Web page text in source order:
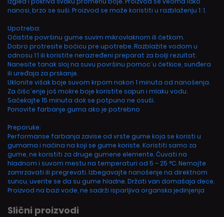
nanosi, brzo se suši. Proizvod se može koristiti u razblaženju 1: 1.
Upotreba:
Očistite površinu gume suvim mikrovlaknom ili četkom.
Dobro protresite bočicu pre upotrebe. Razblažite vodom u
odnosu 1:1 ili koristite nerazređeni preparat za bolji rezultat.
Nanesite tanak sloj na suvu površinu pomoc´u četkice, sunđera
ili uređaja za prskanje.
Uklonite višak boje suvom krpom nakon 1 minuta od nanošenja.
Za čišc´enje još mokre boje koristite sapun i mlaku vodu.
Sačekajte 15 minuta dok se potpuno ne osuši.
Ponovite farbanje guma ako je potrebno
Preporuke:
Performanse farbanja zavise od vrste gume koja se koristi u
gumama i načina na koji se gume koriste. Koristiti samo za
gume, ne koristiti za druge gumene elemente. Čuvati na
hladnom i suvom mestu na temperaturi od 5 – 25 °C. Nemojte
zamrzavati ili pregrevati. Izbegavajte nanošenje na direktnom
suncu, uverite se da su gume hladne. Držati van domašaja dece.
Proizvod na bazi vode, ne sadrži isparljiva organska jedinjenja
Slični proizvodi